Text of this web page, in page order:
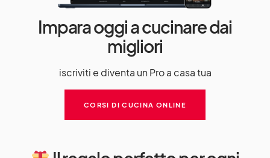
Impara oggi a cucinare dai
migliori
iscriviti e diventa un Pro a casa tua
CORSI DI CUCINA ONLINE